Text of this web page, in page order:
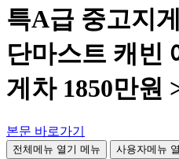
특A급 중고지
단마스트 캐빈
게차 1850만원
본문 바로가기
전체메뉴 열기 메뉴 사용자메뉴